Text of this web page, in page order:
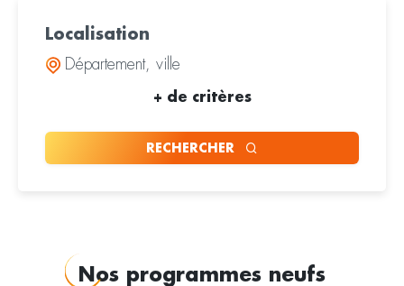
Localisation
+ de critères
RECHERCHER
Nos programmes neufs